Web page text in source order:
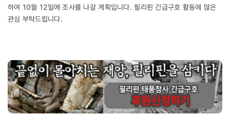
하여 10월 12일에 조사를 나갈 계획입니다. 필리핀 긴급구호 활동에 많은
관심 부탁드립니다.